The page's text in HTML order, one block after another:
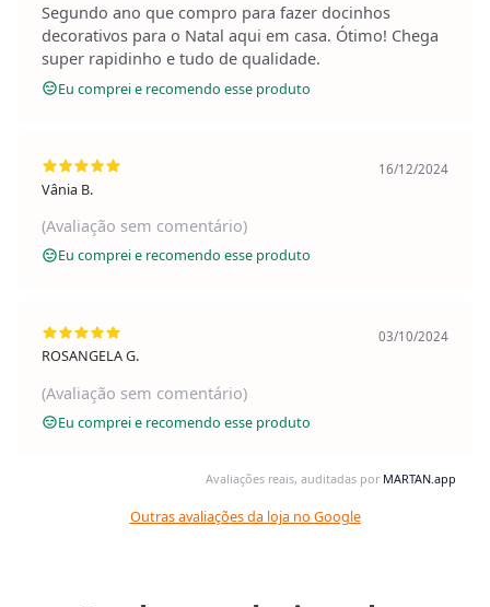
Segundo ano que compro para fazer docinhos
decorativos para o Natal aqui em casa. Ótimo! Chega
super rapidinho e tudo de qualidade.
Eu comprei e recomendo esse produto
Vânia B.
16/12/2024
(Avaliação sem comentário)
Eu comprei e recomendo esse produto
ROSANGELA G.
03/10/2024
(Avaliação sem comentário)
Eu comprei e recomendo esse produto
Avaliações reais, auditadas por MARTAN.app
Outras avaliações da loja no Google